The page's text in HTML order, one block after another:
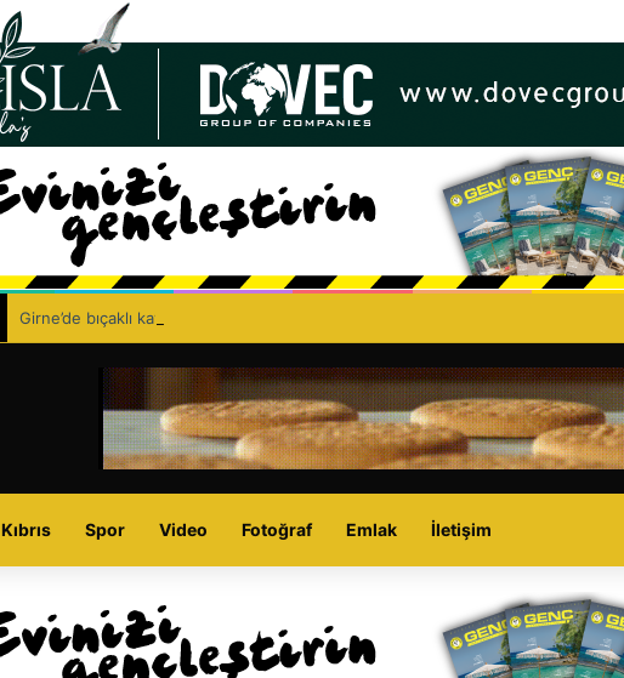
Girne’de bıçaklı kavga can aldı: 40 yaşındaki adam yaşamını yitirdi
Kıbrıs Spor Video Fotoğraf Emlak İletişim